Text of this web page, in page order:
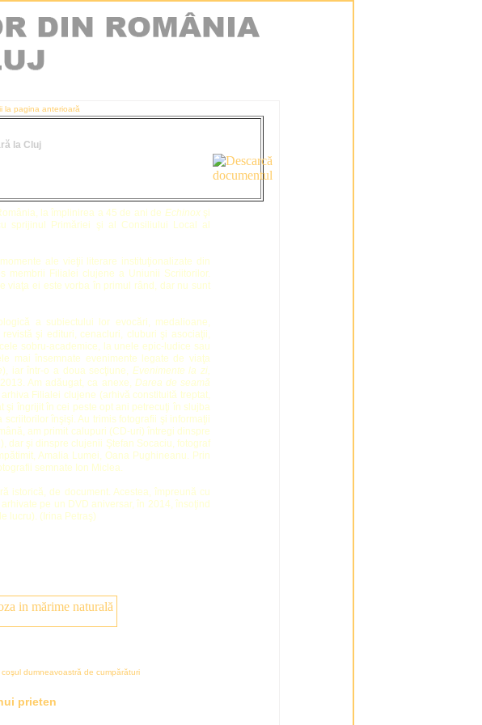
la Cluj
la împlinirea a 45 de ani de Echinox şi
sprijinul Primăriei şi al Consiliului Local al
ale vieţii literare instituţionalizate din
membrii Filialei clujene a Uniunii Scriitorilor.
viaţa ei este vorba în primul rând, dar nu sunt
a subiectului lor evocări, medalioane,
şi edituri, cenacluri, cluburi şi asociaţii,
sobru-academice, la unele epic-ludice sau
mai însemnate evenimente legate de viaţa
), iar într-o a doua secţiune, Evenimente la zi,
Am adăugat, ca anexe, Darea de seamă
Filialei clujene (arhivă constituită treptat,
şi îngrijit în cei peste opt ani petrecuţi în slujba
înşişi. Au trimis fotografii şi informaţii
am primit calupuri (CD-uri) întregi dinspre
dar şi dinspre clujenii Ştefan Socaciu, fotograf
Amalia Lumei, Oana Pughineanu. Prin
semnate Ion Miclea.
istorică, de document. Acestea, împreună cu
pe un DVD aniversar, în 2014, însoţind
lucru). (Irina Petraş)
prieten